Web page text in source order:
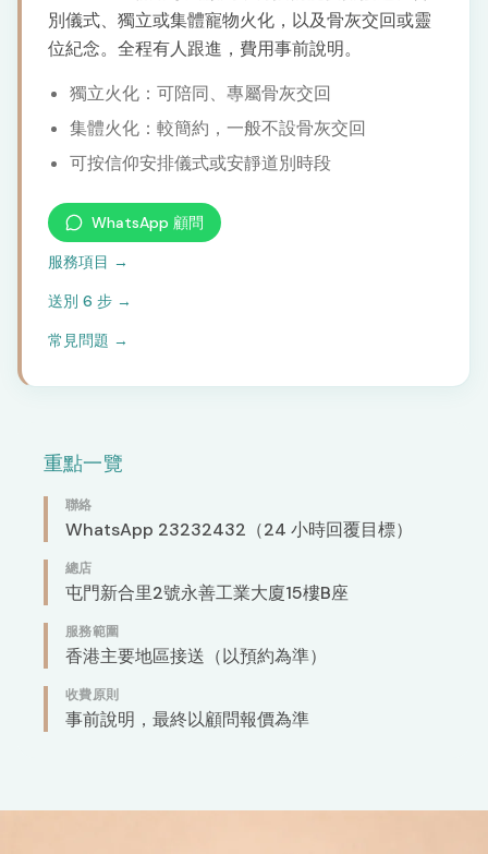
別儀式、獨立或集體寵物火化，以及骨灰交回或靈
位紀念。全程有人跟進，費用事前說明。
獨立火化：可陪同、專屬骨灰交回
集體火化：較簡約，一般不設骨灰交回
可按信仰安排儀式或安靜道別時段
WhatsApp 顧問
服務項目 →
送別 6 步 →
常見問題 →
重點一覽
聯絡
WhatsApp 23232432（24 小時回覆目標）
總店
屯門新合里2號永善工業大廈15樓B座
服務範圍
香港主要地區接送（以預約為準）
收費原則
事前說明，最終以顧問報價為準